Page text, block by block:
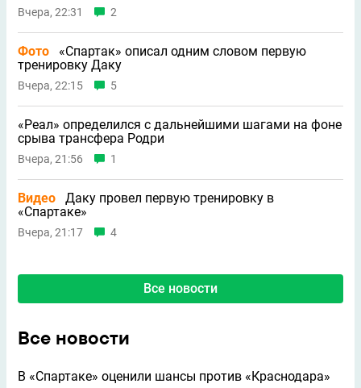
Вчера, 22:31 2
Фото
«Спартак» описал одним словом первую
тренировку Даку
Вчера, 22:15 5
«Реал» определился с дальнейшими шагами на фоне
срыва трансфера Родри
Вчера, 21:56 1
Видео
Даку провел первую тренировку в
«Спартаке»
Вчера, 21:17 4
Все новости
Все новости
В «Спартаке» оценили шансы против «Краснодара»